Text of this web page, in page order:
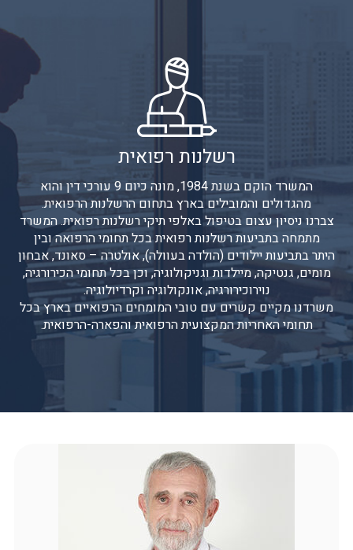
רשלנות רפואית
המשרד הוקם בשנת 1984, מונה כיום 9 עורכי דין והוא
מהגדולים והמובילים בארץ בתחום הרשלנות הרפואית.
צברנו ניסיון עצום בטיפול באלפי תיקי רשלנות רפואית. המשרד
מתמחה בתביעות רשלנות רפואית בכל תחומי הרפואה ובין
היתרבתביעות יילודים (הולדה בעוולה), אולטרה – סאונד, אבחון
מומים, גנטיקה, מיילדות וגניקולוגיה, וכן בכל תחומי הכירורגיה,
נוירוכירורגיה, אונקולוגיה וקרדיולוגיה.
משרדנו מקיים קשרים עם טובי המומחים הרפואיים בארץ בכל
תחומי האחריות המקצועית הרפואית והפארה-הרפואית.